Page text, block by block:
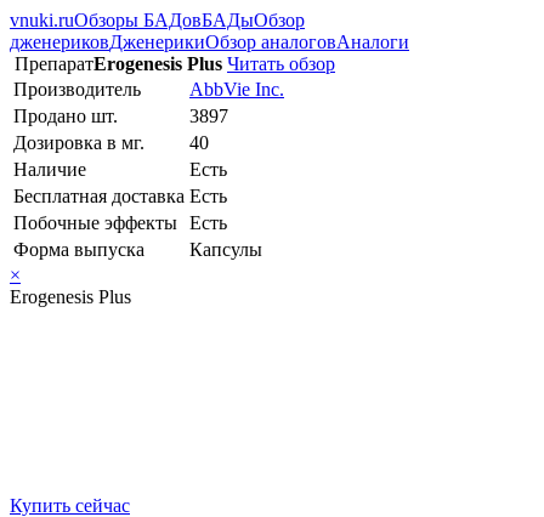
vnuki.ruОбзоры БАДовБАДыОбзор
дженериковДженерикиОбзор аналоговАналоги
ПрепаратErogenesis Plus Читать обзор
Производитель
AbbVie Inc.
Продано шт.
3897
Дозировка в мг.
40
Наличие
Есть
Бесплатная доставка Есть
Побочные эффекты Есть
Форма выпуска
Капсулы
×
Erogenesis Plus
Купить сейчас